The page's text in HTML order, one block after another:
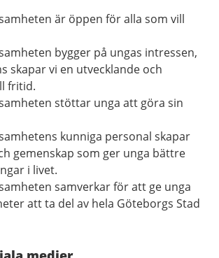
är öppen för alla som vill
bygger på ungas intressen,
skapar vi en utvecklande och
fritid.
stöttar unga att göra sin
kunniga personal skapar
gemenskap som ger unga bättre
i livet.
samverkar för att ge unga
att ta del av hela Göteborgs Stad